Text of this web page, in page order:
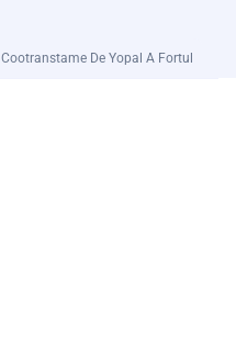
Cootranstame De Yopal A Fortul